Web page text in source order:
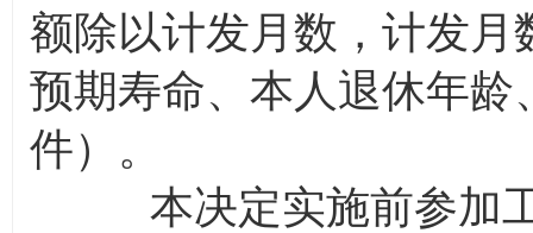
额除以计发月数，计发
预期寿命、本人退休年
件）。
本决定实施前参加工